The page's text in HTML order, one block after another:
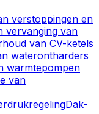
verstoppingen en
vervanging van
van CV-ketels
waterontharders
warmtepompen
van
Dak-